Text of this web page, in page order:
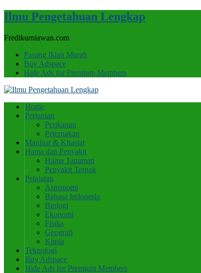
Ilmu Pengetahuan Lengkap
Fredikurniawan.com
Pasang Iklan Murah
Buy Adspace
Hide Ads for Premium Members
Home
Pertanian
Perikanan
Peternakan
Manfaat & Khasiat
Hama dan Penyakit
Hama Tanaman
Penyakit Ternak
Pelajaran
Astronomi
Bahasa Indonesia
Biologi
Ekonomi
Fisika
Geografi
Kimia
Teknologi
Buy Adspace
Hide Ads for Premium Members